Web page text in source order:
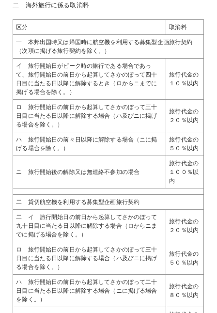
二 海外旅行に係る取消料
区分 取消料
一 本邦出国時又は帰国時に航空機を利用する募集型企画旅行契約
（次項に掲げる旅行契約を除く。）
イ 旅行開始日がピーク時の旅行である場合であっ
て、旅行開始日の前日から起算してさかのぼって四十
日目に当たる日以降に解除するとき（ロからニまでに
掲げる場合を除く。）
旅行代金の
１０％以内
ロ 旅行開始日の前日から起算してさかのぼって三十
日目に当たる日以降に解除する場合（ハ及びニに掲げ
る場合を除く。）
旅行代金の
２０％以内
ハ 旅行開始日の前々日以降に解除する場合（ニに掲
げる場合を除く。）
旅行代金の
５０％以内
ニ 旅行開始後の解除又は無連絡不参加の場合
旅行代金の
１００％以
内
二 貸切航空機を利用する募集型企画旅行契約
二 イ 旅行開始日の前日から起算してさかのぼって
九十日目に当たる日以降に解除する場合（ロからニま
でに掲げる場合を除く。）
旅行代金の
２０％以内
ロ 旅行開始日の前日から起算してさかのぼって三十
日目に当たる日以降に解除する場合（ハ及びニに掲げ
る場合を除く。）
旅行代金の
５０％以内
ハ 旅行開始日の前日から起算してさかのぼって二十
日目に当たる日以降に解除する場合（ニに掲げる場合
を除く。）
旅行代金の
８０％以内